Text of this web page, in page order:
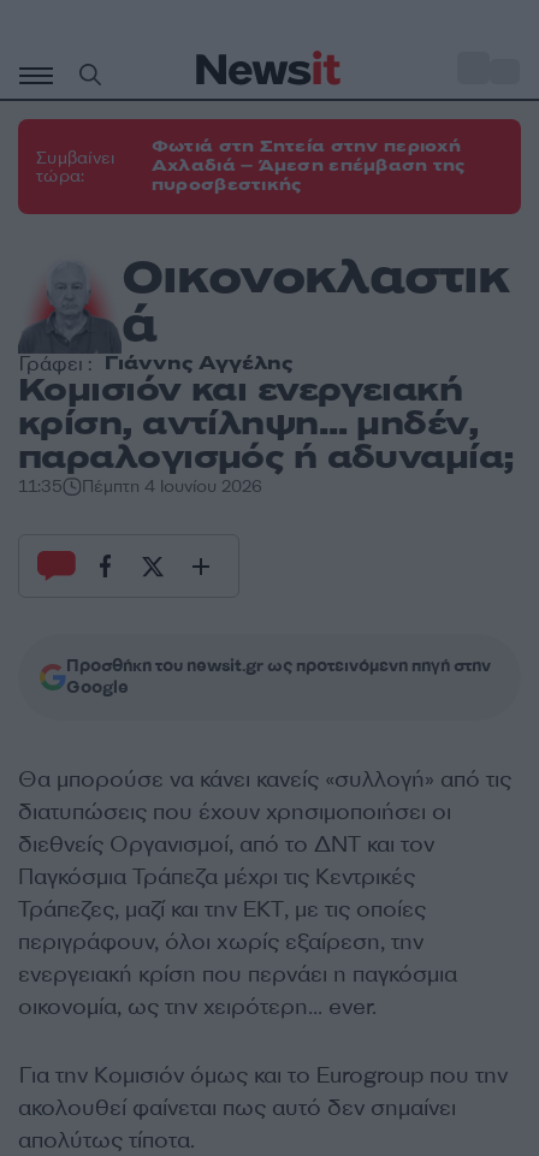
περιεχόμενο
Συμβαίνει
τώρα:
Φωτιά στη Σητεία στην περιοχή
Αχλαδιά – Άμεση επέμβαση της
πυροσβεστικής
Οικονοκλαστικ
ά
Γράφει : Γιάννης Αγγέλης
Κομισιόν και ενεργειακή
κρίση, αντίληψη… μηδέν,
παραλογισμός ή αδυναμία;
11:35 Πέμπτη 4 Ιουνίου 2026
Προσθήκη του newsit.gr ως προτεινόμενη πηγή στην
Google
Θα μπορούσε να κάνει κανείς «συλλογή» από τις
διατυπώσεις που έχουν χρησιμοποιήσει οι
διεθνείς Οργανισμοί, από το ΔΝΤ και τον
Παγκόσμια Τράπεζα μέχρι τις Κεντρικές
Τράπεζες, μαζί και την ΕΚΤ, με τις οποίες
περιγράφουν, όλοι χωρίς εξαίρεση, την
ενεργειακή κρίση που περνάει η παγκόσμια
οικονομία, ως την χειρότερη… ever.
Για την Κομισιόν όμως και το Eurogroup που την
ακολουθεί φαίνεται πως αυτό δεν σημαίνει
απολύτως τίποτα.